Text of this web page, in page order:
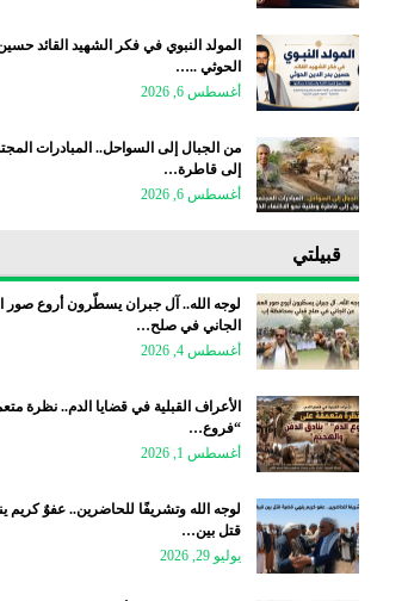
المولد النبوي في فكر الشهيد القائد
الحوثي ..…
أغسطس 6, 2026
من الجبال إلى السواحل.. المبادرات
إلى قاطرة…
أغسطس 6, 2026
قبيلتي
لوجه الله.. آل جبران يسطّرون أروع صور
الجاني في صلح…
أغسطس 4, 2026
الأعراف القبلية في قضايا الدم.. نظرة
“فروع…
أغسطس 1, 2026
لوجه الله وتشريفًا للحاضرين.. عفوٌ كريم
قتل بين…
يوليو 29, 2026